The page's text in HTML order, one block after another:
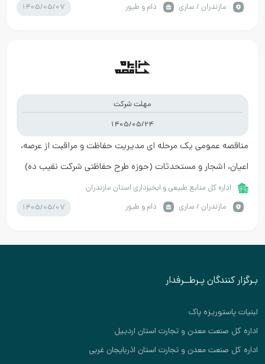
مازندران / ساری
دام و طیور 1405/05/07
مهلت شرکت
1405/05/24
مناقصه عمومی یک مرحله ای مدیریت حفاظت و مراقبت از عرصه،
اعیان، اشجار و مستحدثات (حوزه طرح حفاظتی شرکت نقيب ده)
اداره کل منابع طبیعی و ابخیزداری استان مازندران
مازندران / ساری
دام و طیور 1405/05/07
بـرگزار کنندگان پـرطــرفدار
لبنیات پاستوریزه پاک
اداره کل صنعت معدن و تجارت استان اردبیل
اداره کل صنعت معدن و تجارت استان اذربایجان غربی